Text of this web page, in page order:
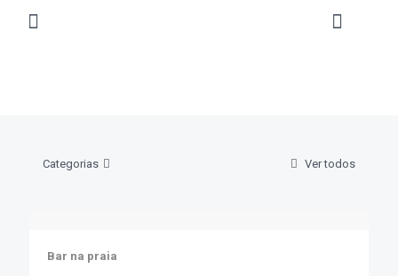
Categorias Ver todos
Bar na praia